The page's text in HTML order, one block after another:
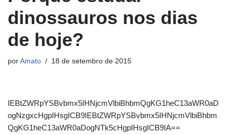
dinossauros nos dias
de hoje?
por Amato 18 de setembro de 2015
IEBtZWRpYSBvbmx5IHNjcmVlbiBhbmQgKG1heC13aWR0aD
ogNzgxcHgpIHsgICB9IEBtZWRpYSBvbmx5IHNjcmVlbiBhbm
QgKG1heC13aWR0aDogNTk5cHgpIHsgICB9IA==